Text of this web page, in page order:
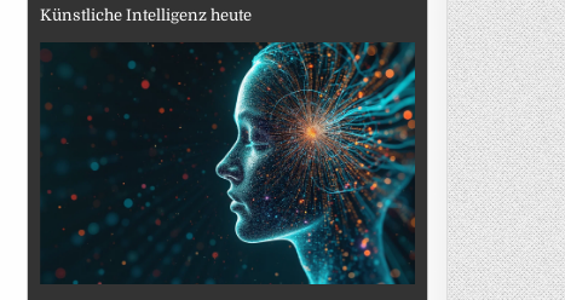
Künstliche Intelligenz heute